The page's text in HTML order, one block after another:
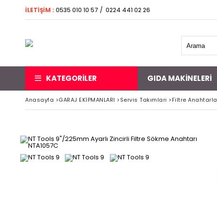
İLETİŞİM : 0535 010 10 57 / 0224 441 02 26
KATEGORİLER GIDA MAKINELERI
Anasayfa >GARAJ EKİPMANLARI >Servis Takımları >Filtre